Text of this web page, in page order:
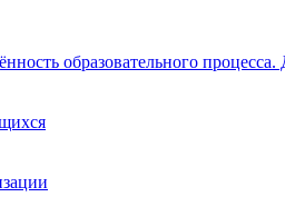
образовательного процесса.